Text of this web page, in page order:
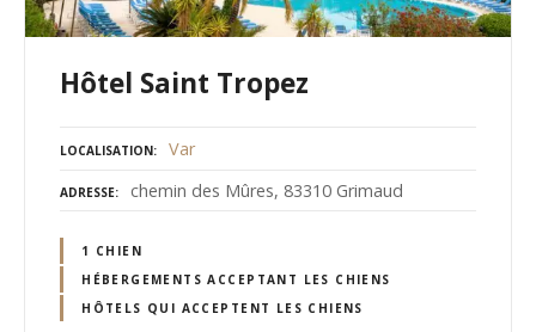
Hôtel Saint Tropez
LOCALISATION Var
ADRESSE chemin des Mûres, 83310 Grimaud
1 CHIEN
HÉBERGEMENTS ACCEPTANT LES CHIENS
HÔTELS QUI ACCEPTENT LES CHIENS